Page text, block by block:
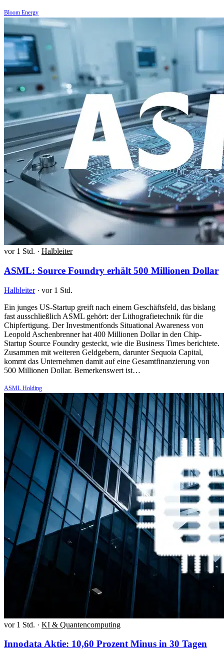
Bloom Energy
vor 1 Std. · Halbleiter
ASML: Source Foundry erhält 500 Millionen Dollar
Halbleiter · vor 1 Std.
Ein junges US-Startup greift nach einem Geschäftsfeld, das bislang
fast ausschließlich ASML gehört: der Lithografietechnik für die
Chipfertigung. Der Investmentfonds Situational Awareness von
Leopold Aschenbrenner hat 400 Millionen Dollar in den Chip-
Startup Source Foundry gesteckt, wie die Business Times berichtete.
Zusammen mit weiteren Geldgebern, darunter Sequoia Capital,
kommt das Unternehmen damit auf eine Gesamtfinanzierung von
500 Millionen Dollar. Bemerkenswert ist…
ASML Holding
vor 1 Std. · KI & Quantencomputing
Innodata Aktie: 10,60 Prozent Minus in 30 Tagen